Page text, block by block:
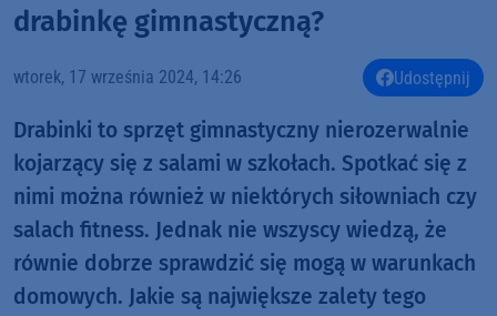
drabinkę gimnastyczną?
wtorek, 17 września 2024, 14:26 Udostępnij
Drabinki to sprzęt gimnastyczny nierozerwalnie
kojarzący się z salami w szkołach. Spotkać się z
nimi można również w niektórych siłowniach czy
salach fitness. Jednak nie wszyscy wiedzą, że
równie dobrze sprawdzić się mogą w warunkach
domowych. Jakie są największe zalety tego